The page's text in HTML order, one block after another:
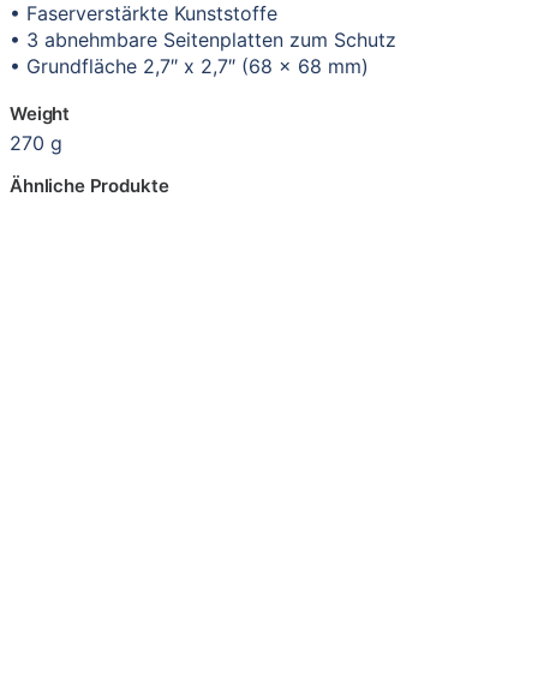
• Faserverstärkte Kunststoffe
• 3 abnehmbare Seitenplatten zum Schutz
• Grundfläche 2,7″ x 2,7″ (68 x 68 mm)
Weight
270 g
Ähnliche Produkte